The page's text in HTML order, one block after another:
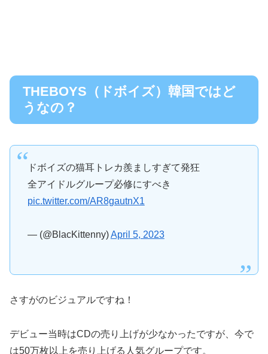
THEBOYS（ドボイズ）韓国ではど
うなの？
ドボイズの猫耳トレカ羨ましすぎて発狂
全アイドルグループ必修にすべき
pic.twitter.com/AR8gautnX1
— (@BlacKittenny)April 5, 2023
さすがのビジュアルですね！
デビュー当時はCDの売り上げが少なかったですが、今で
は50万枚以上を売り上げる人気グループです。